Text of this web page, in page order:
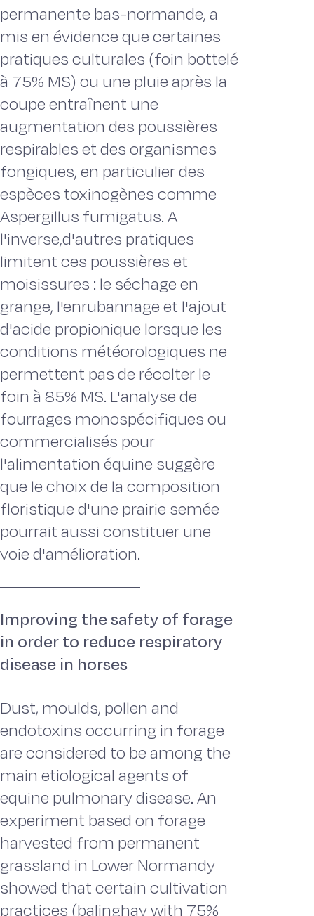
permanente bas-normande, a
mis en évidence que certaines
pratiques culturales (foin bottelé
à 75% MS) ou une pluie après la
coupe entraînent une
augmentation des poussières
respirables et des organismes
fongiques, en particulier des
espèces toxinogènes comme
Aspergillus fumigatus. A
l'inverse,d'autres pratiques
limitent ces poussières et
moisissures : le séchage en
grange, l'enrubannage et l'ajout
d'acide propionique lorsque les
conditions météorologiques ne
permettent pas de récolter le
foin à 85% MS. L'analyse de
fourrages monospécifiques ou
commercialisés pour
l'alimentation équine suggère
que le choix de la composition
floristique d'une prairie semée
pourrait aussi constituer une
voie d'amélioration.
Improving the safety of forage
in order to reduce respiratory
disease in horses
Dust, moulds, pollen and
endotoxins occurring in forage
are considered to be among the
main etiological agents of
equine pulmonary disease. An
experiment based on forage
harvested from permanent
grassland in Lower Normandy
showed that certain cultivation
practices (balinghay with 75%